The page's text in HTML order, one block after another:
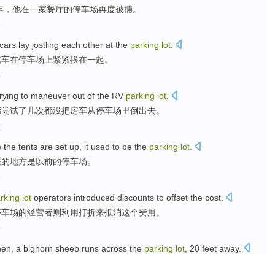
他在一家餐厅的停车场再度被捕。
cars lay jostling each other at the parking lot.
在停车场上紧紧挨在一起。
to maneuver out of the RV parking lot
尝试了几次都没把房车从停车场里倒出去。
the tents are set up, it used to be the parking lot
的地方是以前的停车场。
lot operators introduced discounts to offset the cost
场的经营者则利用打折来抵消这个费用 。
a bighorn sheep runs across the parking lot 20 feet away.